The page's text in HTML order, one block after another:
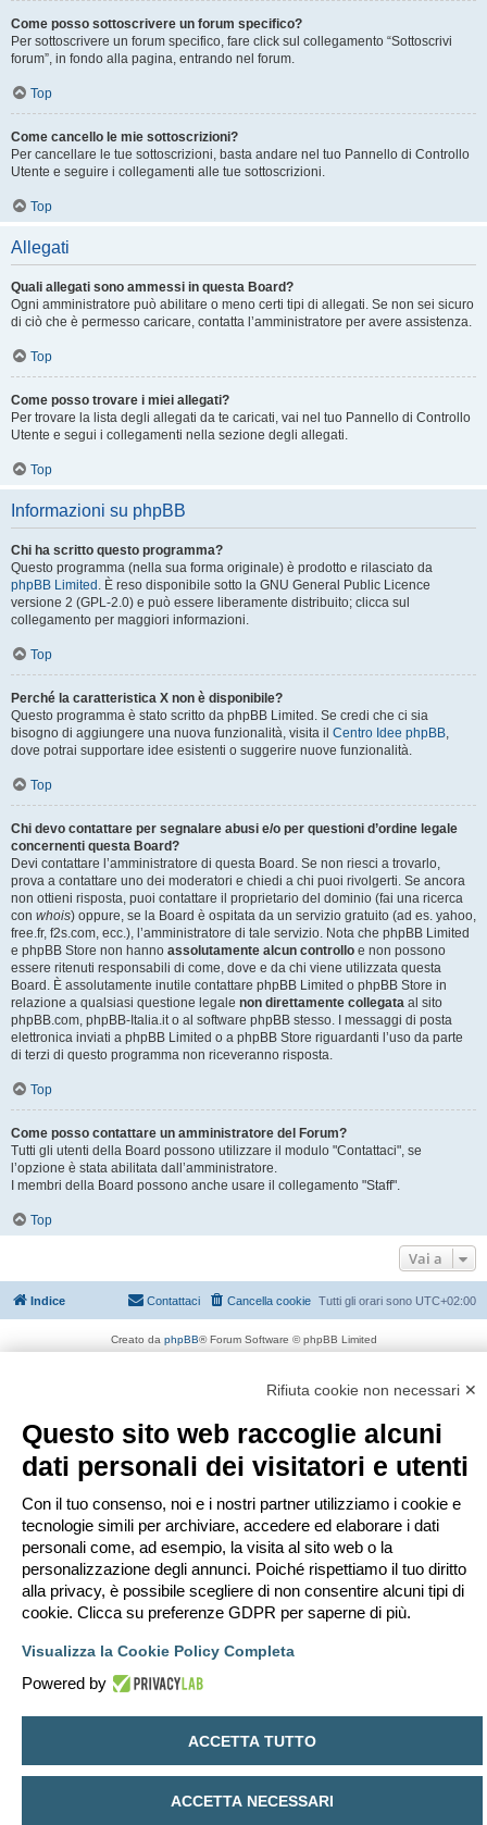
Come posso sottoscrivere un forum specifico?
Per sottoscrivere un forum specifico, fare click sul collegamento “Sottoscrivi
forum”, in fondo alla pagina, entrando nel forum.
Top
Come cancello le mie sottoscrizioni?
Per cancellare le tue sottoscrizioni, basta andare nel tuo Pannello di Controllo
Utente e seguire i collegamenti alle tue sottoscrizioni.
Top
Allegati
Quali allegati sono ammessi in questa Board?
Ogni amministratore può abilitare o meno certi tipi di allegati. Se non sei sicuro
di ciò che è permesso caricare, contatta l’amministratore per avere assistenza.
Top
Come posso trovare i miei allegati?
Per trovare la lista degli allegati da te caricati, vai nel tuo Pannello di Controllo
Utente e segui i collegamenti nella sezione degli allegati.
Top
Informazioni su phpBB
Chi ha scritto questo programma?
Questo programma (nella sua forma originale) è prodotto e rilasciato da
phpBB Limited . È reso disponibile sotto la GNU General Public Licence
versione 2 (GPL-2.0) e può essere liberamente distribuito; clicca sul
collegamento per maggiori informazioni.
Top
Perché la caratteristica X non è disponibile?
Questo programma è stato scritto da phpBB Limited. Se credi che ci sia
bisogno di aggiungere una nuova funzionalità, visita il Centro Idee phpBB,
dove potrai supportare idee esistenti o suggerire nuove funzionalità.
Top
Chi devo contattare per segnalare abusi e/o per questioni d’ordine legale
concernenti questa Board?
Devi contattare l’amministratore di questa Board. Se non riesci a trovarlo,
prova a contattare uno dei moderatori e chiedi a chi puoi rivolgerti. Se ancora
non ottieni risposta, puoi contattare il proprietario del dominio (fai una ricerca
con whois) oppure, se la Board è ospitata da un servizio gratuito (ad es. yahoo,
free.fr, f2s.com, ecc.), l’amministratore di tale servizio. Nota che phpBB Limited
e phpBB Store non hanno assolutamente alcun controllo e non possono
essere ritenuti responsabili di come, dove e da chi viene utilizzata questa
Board. È assolutamente inutile contattare phpBB Limited o phpBB Store in
relazione a qualsiasi questione legale non direttamente collegata al sito
phpBB.com, phpBB-Italia.it o al software phpBB stesso. I messaggi di posta
elettronica inviati a phpBB Limited o a phpBB Store riguardanti l’uso da parte
di terzi di questo programma non riceveranno risposta.
Top
Come posso contattare un amministratore del Forum?
Tutti gli utenti della Board possono utilizzare il modulo "Contattaci", se
l’opzione è stata abilitata dall’amministratore.
I membri della Board possono anche usare il collegamento "Staff".
Top
Vai a
Indice Tutti gli orari sono UTC+02:00
Cancella cookie
Contattaci
Creato da phpBB® Forum Software © phpBB Limited
Rifiuta cookie non necessari ✕
Questo sito web raccoglie alcuni
dati personali dei visitatori e utenti
Con il tuo consenso, noi e i nostri partner utilizziamo i cookie e
tecnologie simili per archiviare, accedere ed elaborare i dati
personali come, ad esempio, la visita al sito web o la
personalizzazione degli annunci. Poiché rispettiamo il tuo diritto
alla privacy, è possibile scegliere di non consentire alcuni tipi di
cookie. Clicca su preferenze GDPR per saperne di più.
Visualizza la Cookie Policy Completa
Powered by
ACCETTA TUTTO
ACCETTA NECESSARI